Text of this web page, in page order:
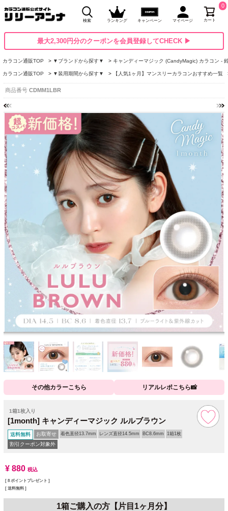
検索 ランキング キャンペーン マイページ カート
0
最大2,300円分のクーポンを会員登録してCHECK ▶
カラコン通販TOP ▼ブランドから探す▼ キャンディーマジック (CandyMagic) カラコン -
カラコン通販TOP ▼装用期間から探す▼ 【人気1ヶ月】マンスリーカラコンおすすめ一覧
商品番号 CDMM1LBR
その他カラーこちら リアルレポこちら📸
1箱1枚入り
[1month] キャンディーマジック ルルブラウン
送料無料 お取寄せ 着色直径13.7mm レンズ直径14.5mm BC8.6mm 1箱1枚
割引クーポン対象外
¥ 880 税込
[ 8 ポイントプレゼント ]
送料無料
1箱ご購入の方【片目1ヶ月分】